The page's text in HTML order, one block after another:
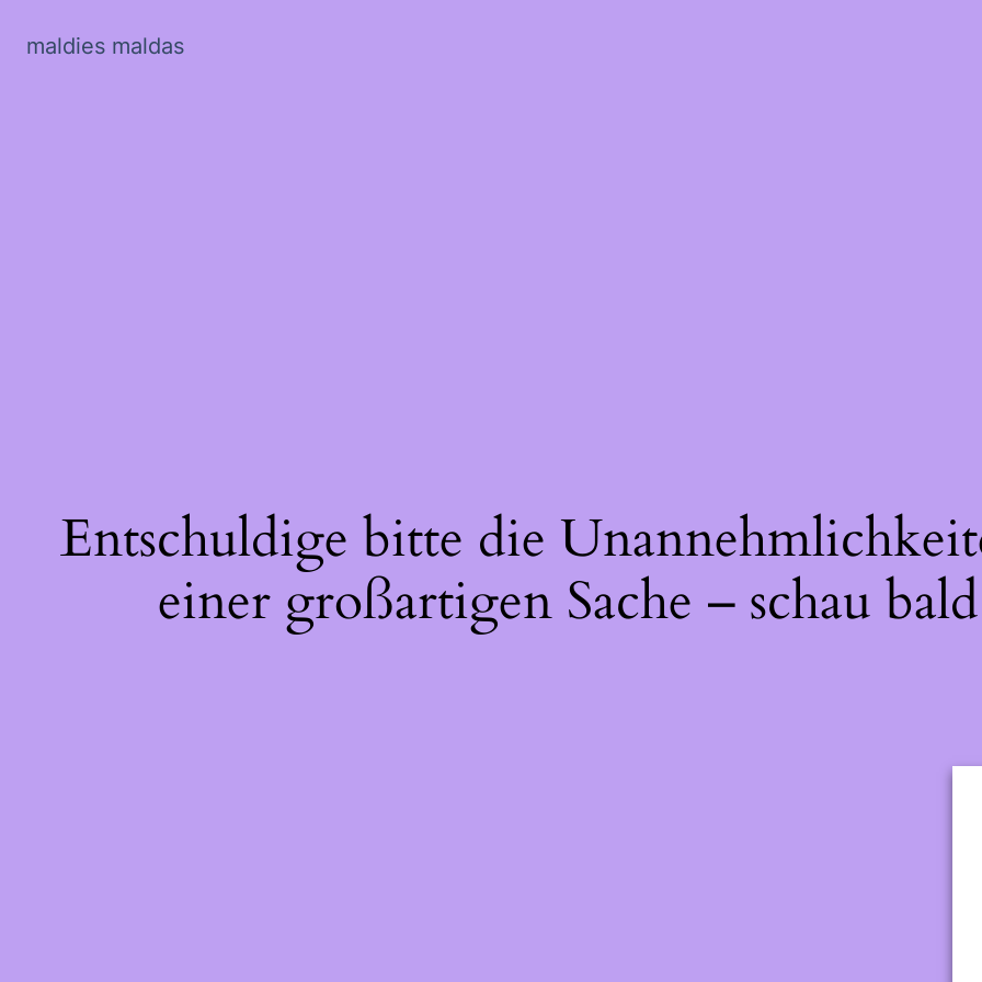
maldies maldas
Entschuldige bitte die
einer großartigen Sache – schau